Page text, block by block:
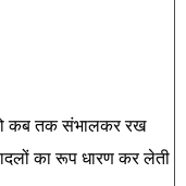
कब तक संभालकर रख
का रूप धारण कर लेती